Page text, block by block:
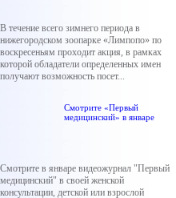
В течение всего зимнего периода в
нижегородском зоопарке «Лимпопо» по
воскресеньям проходит акция, в рамках
которой обладатели определенных имен
получают возможность посет...
Смотрите «Первый
медицинский» в январе
Смотрите в январе видеожурнал "Первый
медицинский" в своей женской
консультации, детской или взрослой